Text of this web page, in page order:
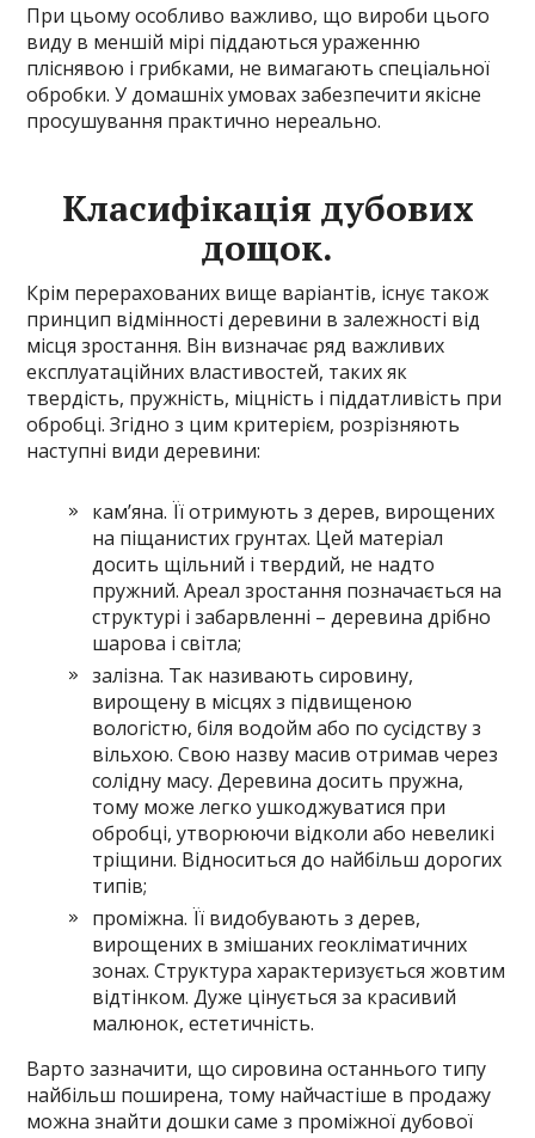
При цьому особливо важливо, що вироби цього
виду в меншій мірі піддаються ураженню
пліснявою і грибками, не вимагають спеціальної
обробки. У домашніх умовах забезпечити якісне
просушування практично нереально.
Класифікація дубових
дощок.
Крім перерахованих вище варіантів, існує також
принцип відмінності деревини в залежності від
місця зростання. Він визначає ряд важливих
експлуатаційних властивостей, таких як
твердість, пружність, міцність і піддатливість при
обробці. Згідно з цим критерієм, розрізняють
наступні види деревини:
кам’яна. Її отримують з дерев, вирощених
на піщанистих грунтах. Цей матеріал
досить щільний і твердий, не надто
пружний. Ареал зростання позначається на
структурі і забарвленні – деревина дрібно
шарова і світла;
залізна. Так називають сировину,
вирощену в місцях з підвищеною
вологістю, біля водойм або по сусідству з
вільхою. Свою назву масив отримав через
солідну масу. Деревина досить пружна,
тому може легко ушкоджуватися при
обробці, утворюючи відколи або невеликі
тріщини. Відноситься до найбільш дорогих
типів;
проміжна. Її видобувають з дерев,
вирощених в змішаних геокліматичних
зонах. Структура характеризується жовтим
відтінком. Дуже цінується за красивий
малюнок, естетичність.
Варто зазначити, що сировина останнього типу
найбільш поширена, тому найчастіше в продажу
можна знайти дошки саме з проміжної дубової